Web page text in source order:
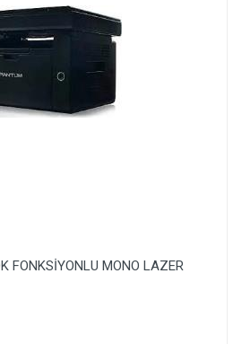
FONKSİYONLU MONO LAZER